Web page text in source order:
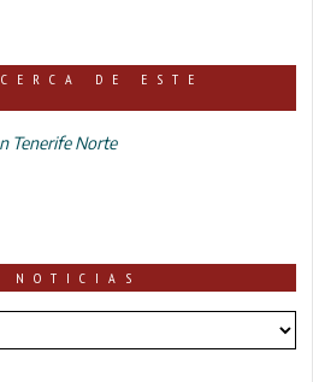
DE ESTE
Tenerife Norte
NOTICIAS